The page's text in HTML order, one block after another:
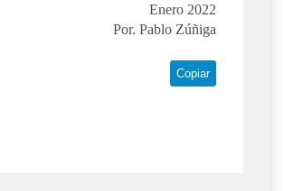
Enero 2022
Por. Pablo Zúñiga
Copiar